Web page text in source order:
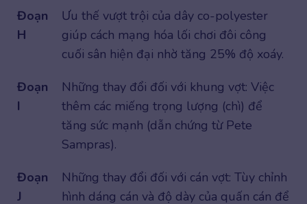
Đoạn
H
Ưu thế vượt trội của dây co-polyester
giúp cách mạng hóa lối chơi đôi công
cuối sân hiện đại nhờ tăng 25% độ xoáy.
Đoạn
I
Những thay đổi đối với khung vợt: Việc
thêm các miếng trọng lượng (chì) để
tăng sức mạnh (dẫn chứng từ Pete
Sampras).
Đoạn
J
Những thay đổi đối với cán vợt: Tùy chỉnh
hình dáng cán và độ dày của quấn cán để